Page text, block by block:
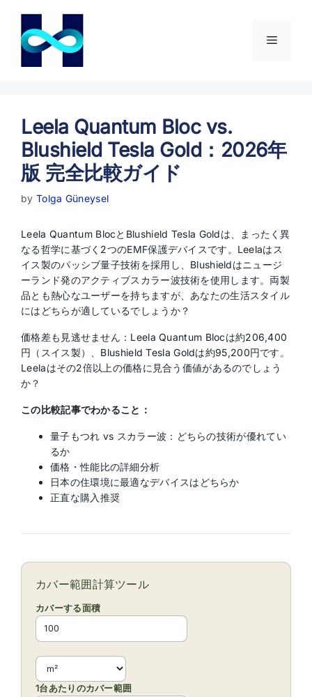
メ
Leela Quantum Bloc vs.
Blushield Tesla Gold：2026年
版 完全比較ガイド
by Tolga Güneysel
Leela Quantum BlocとBlushield Tesla Goldは、まったく異
なる哲学に基づく2つのEMF保護デバイスです。Leelaはス
イス製のパッシブ量子技術を採用し、Blushieldはニュージ
ーランド発のアクティブスカラー波技術を使用します。両製
品とも熱心なユーザーを持ちますが、あなたの生活スタイル
にはどちらが適しているでしょうか？
価格差も見逃せません：Leela Quantum Blocは約206,400
円（スイス製）、Blushield Tesla Goldは約95,200円です。
Leelaはその2倍以上の価格に見合う価値があるのでしょう
か？
この比較記事でわかること：
量子もつれ vs スカラー波：どちらの技術が優れてい
るか
価格・性能比の詳細分析
日本の住環境に最適なデバイスはどちらか
正直な購入推奨
カバー範囲計算ツール
カバーする面積
1台あたりのカバー範囲